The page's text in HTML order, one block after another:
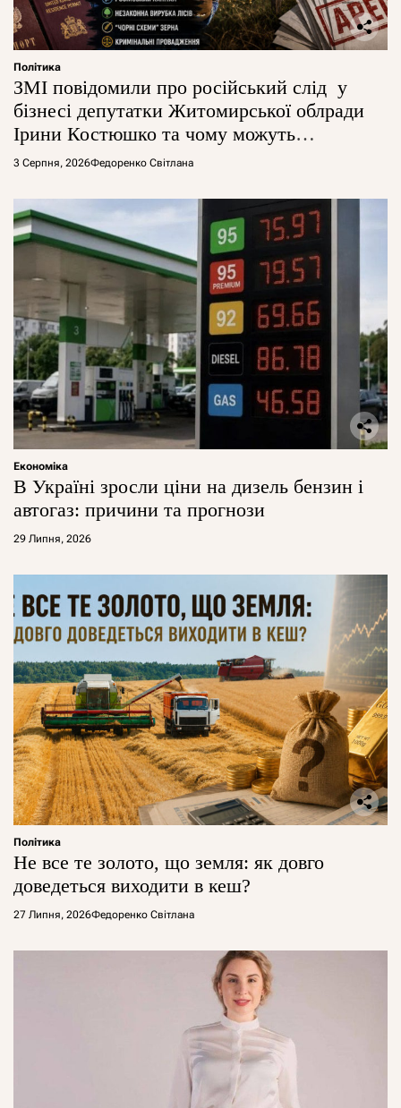
Політика
ЗМІ повідомили про російський слід у
бізнесі депутатки Житомирської облради
Ірини Костюшко та чому можуть
арештувати її активи
3 Серпня, 2026Федоренко Світлана
Економіка
В Україні зросли ціни на дизель бензин і
автогаз: причини та прогнози
29 Липня, 2026
Політика
Не все те золото, що земля: як довго
доведеться виходити в кеш?
27 Липня, 2026Федоренко Світлана